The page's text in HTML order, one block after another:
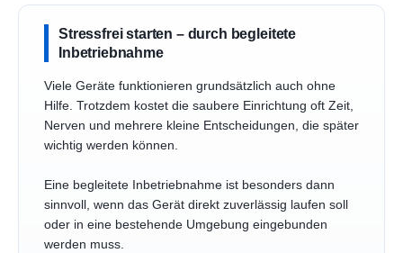
Stressfrei starten – durch begleitete
Inbetriebnahme
Viele Geräte funktionieren grundsätzlich auch ohne
Hilfe. Trotzdem kostet die saubere Einrichtung oft Zeit,
Nerven und mehrere kleine Entscheidungen, die später
wichtig werden können.
Eine begleitete Inbetriebnahme ist besonders dann
sinnvoll, wenn das Gerät direkt zuverlässig laufen soll
oder in eine bestehende Umgebung eingebunden
werden muss.